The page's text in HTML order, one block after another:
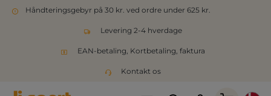
Håndteringsgebyr på 30 kr. ved ordre under 625 kr.
Levering 2-4 hverdage
EAN-betaling, Kortbetaling, faktura
Kontakt os